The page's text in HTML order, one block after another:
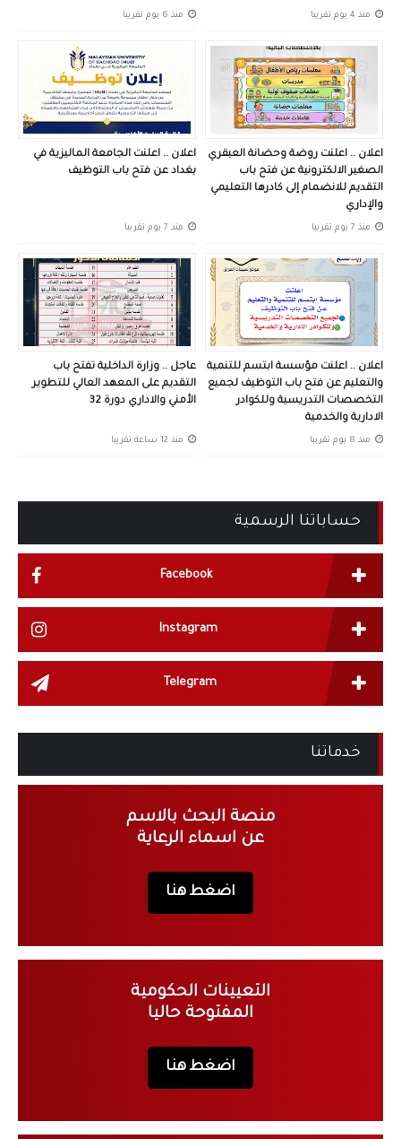
منذ 4 يوم تقريبا منذ 6 يوم تقريبا
اعلان .. اعلنت روضة وحضانة العبقري
الصغير الالكترونية عن فتح باب
التقديم للانضمام إلى كادرها التعليمي
والإداري
منذ 7 يوم تقريبا
اعلان .. اعلنت الجامعة الماليزية في
بغداد عن فتح باب التوظيف
منذ 7 يوم تقريبا
اعلان .. اعلنت مؤسسة ابتسم للتنمية
والتعليم عن فتح باب التوظيف لجميع
التخصصات التدريسية وللكوادر
الادارية والخدمية
منذ 8 يوم تقريبا
عاجل .. وزارة الداخلية تفتح باب
التقديم على المعهد العالي للتطوير
الأمني والاداري دورة 32
منذ 12 ساعة تقريبا
حساباتنا الرسمية
Facebook
Instagram
Telegram
خدماتنا
منصة البحث بالاسم
عن اسماء الرعاية
اضغط هنا
التعيينات الحكومية
المفتوحة حاليا
اضغط هنا